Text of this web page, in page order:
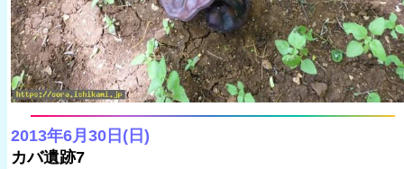
2013年6月30日(日)
カバ遺跡7